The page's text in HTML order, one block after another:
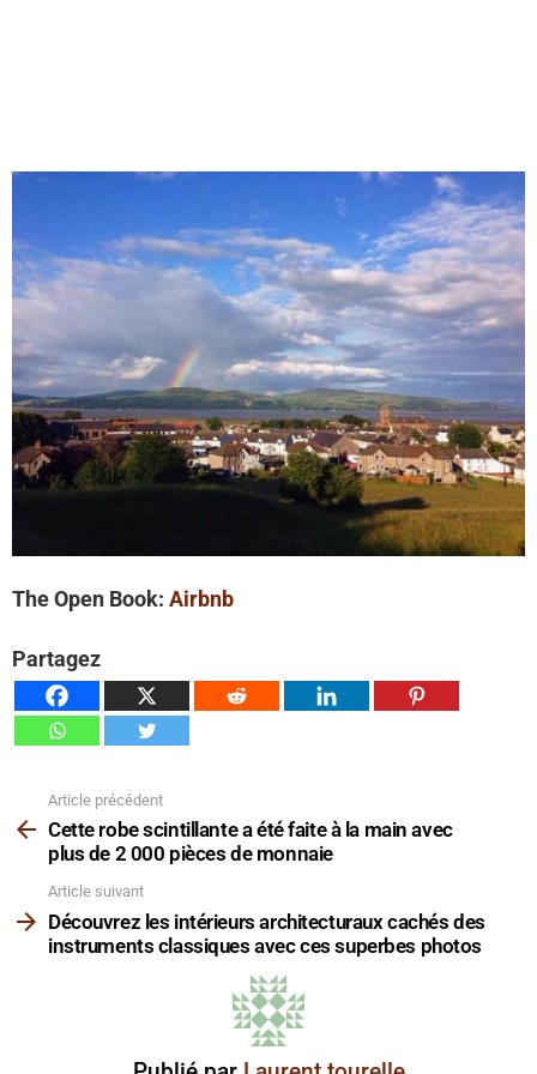
The Open Book: Airbnb
Partagez
plus
Article précédent
Cette robe scintillante a été faite à la main avec
plus de 2 000 pièces de monnaie
Article suivant
Découvrez les intérieurs architecturaux cachés des
instruments classiques avec ces superbes photos